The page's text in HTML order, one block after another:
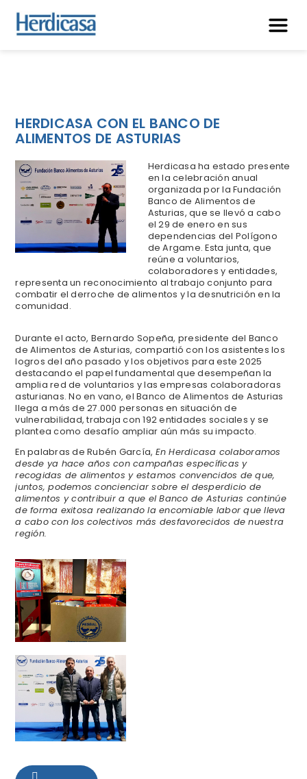
HERDICASA CON EL BANCO DE
ALIMENTOS DE ASTURIAS
Herdicasa ha estado presente
en la celebración anual
organizada por la Fundación
Banco de Alimentos de
Asturias, que se llevó a cabo
el 29 de enero en sus
dependencias del Polígono
de Argame. Esta junta, que
reúne a voluntarios,
colaboradores y entidades,
representa un reconocimiento al trabajo conjunto para
combatir el derroche de alimentos y la desnutrición en la
comunidad.
Durante el acto, Bernardo Sopeña, presidente del Banco
de Alimentos de Asturias, compartió con los asistentes los
logros del año pasado y los objetivos para este 2025
destacando el papel fundamental que desempeñan la
amplia red de voluntarios y las empresas colaboradoras
asturianas. No en vano, el Banco de Alimentos de Asturias
llega a más de 27.000 personas en situación de
vulnerabilidad, trabaja con 192 entidades sociales y se
plantea como desafío ampliar aún más su impacto.
En palabras de Rubén García, En Herdicasa colaboramos
desde ya hace años con campañas específicas y
recogidas de alimentos y estamos convencidos de que,
juntos, podemos concienciar sobre el desperdicio de
alimentos y contribuir a que el Banco de Asturias continúe
de forma exitosa realizando la encomiable labor que lleva
a cabo con los colectivos más desfavorecidos de nuestra
región.